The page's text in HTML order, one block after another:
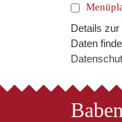
Details zur
Daten